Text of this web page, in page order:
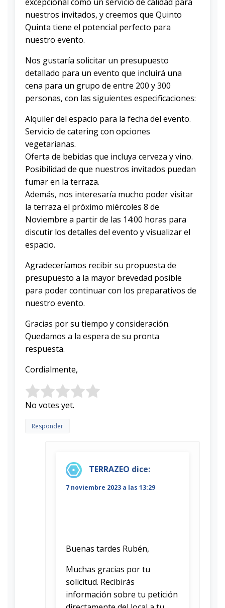
nuestros invitados, y creemos que Quinto
Quinta tiene el potencial perfecto para
nuestro evento.
Nos gustaría solicitar un presupuesto
detallado para un evento que incluirá una
cena para un grupo de entre 200 y 300
personas, con las siguientes especificaciones:
Alquiler del espacio para la fecha del evento.
Servicio de catering con opciones
vegetarianas.
Oferta de bebidas que incluya cerveza y vino.
Posibilidad de que nuestros invitados puedan
fumar en la terraza.
Además, nos interesaría mucho poder visitar
la terraza el próximo miércoles 8 de
Noviembre a partir de las 14:00 horas para
discutir los detalles del evento y visualizar el
espacio.
Agradeceríamos recibir su propuesta de
presupuesto a la mayor brevedad posible
para poder continuar con los preparativos de
nuestro evento.
Gracias por su tiempo y consideración.
Quedamos a la espera de su pronta
respuesta.
Cordialmente,
Rate this item:
No votes yet.
Responder
TERRAZEO dice:
7 noviembre 2023 a las 13:29
Buenas tardes Rubén,
Muchas gracias por tu
solicitud. Recibirás
información sobre tu petición